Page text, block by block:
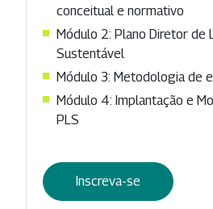
conceitual e normativo
Módulo 2: Plano Diretor de
Sustentável
Módulo 3: Metodologia de
Módulo 4: Implantação e
PLS
Inscreva-se